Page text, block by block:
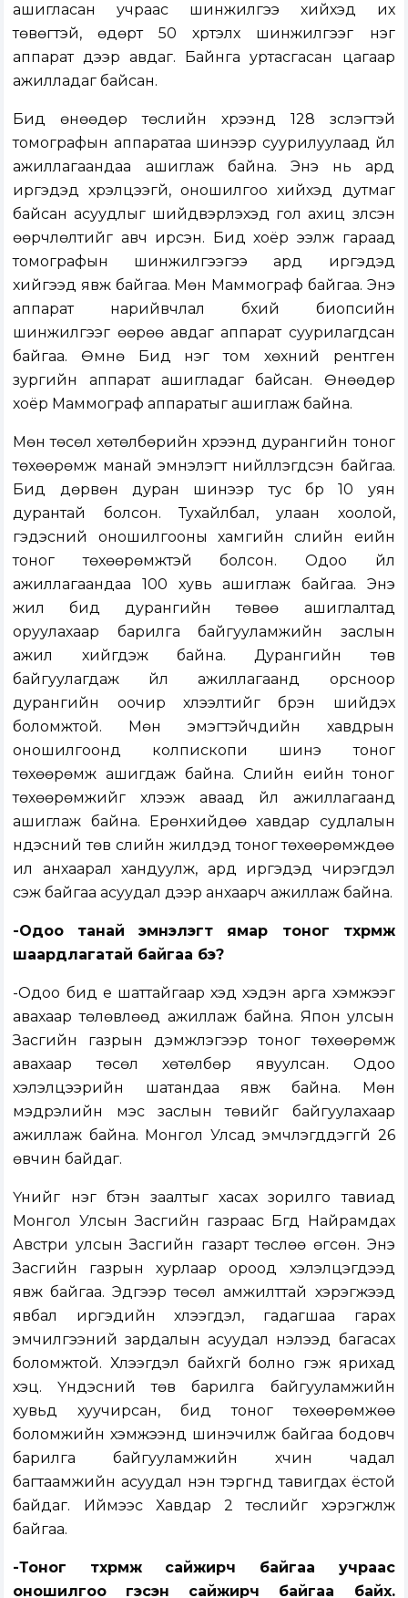
ашигласан учраас шинжилгээ хийхэд их
төвөгтэй, өдөрт 50 хүртэлх шинжилгээг нэг
аппарат дээр авдаг. Байнга уртасгасан цагаар
ажилладаг байсан.
Бид өнөөдөр төслийн хүрээнд 128 зүслэгтэй
томографын аппаратаа шинээр суурилуулаад үйл
ажиллагаандаа ашиглаж байна. Энэ нь ард
иргэдэд хүрэлцээгүй, оношилгоо хийхэд дутмаг
байсан асуудлыг шийдвэрлэхэд гол ахиц үзүүлсэн
өөрчлөлтийг авч ирсэн. Бид хоёр ээлж гараад
томографын шинжилгээгээ ард иргэдэд
хийгээд явж байгаа. Мөн Маммограф байгаа. Энэ
аппарат нарийвчлал бүхий биопсийн
шинжилгээг өөрөө авдаг аппарат суурилагдсан
байгаа. Өмнө Бид нэг том хөхний рентген
зургийн аппарат ашигладаг байсан. Өнөөдөр
хоёр Маммограф аппаратыг ашиглаж байна.
Мөн төсөл хөтөлбөрийн хүрээнд дурангийн тоног
төхөөрөмж манай эмнэлэгт нийлүүлэгдсэн байгаа.
Бид дөрвөн дуран шинээр тус бүр 10 уян
дурантай болсон. Тухайлбал, улаан хоолой,
гэдэсний оношилгооны хамгийн сүүлийн үеийн
тоног төхөөрөмжтэй болсон. Одоо үйл
ажиллагаандаа 100 хувь ашиглаж байгаа. Энэ
жил бид дурангийн төвөө ашиглалтад
оруулахаар барилга байгууламжийн заслын
ажил хийгдэж байна. Дурангийн төв
байгуулагдаж үйл ажиллагаанд орсноор
дурангийн оочир хүлээлтийг бүрэн шийдэх
боломжтой. Мөн эмэгтэйчүүдийн хавдрын
оношилгоонд колпископи шинэ тоног
төхөөрөмж ашигдаж байна. Сүүлийн үеийн тоног
төхөөрөмжийг хүлээж аваад үйл ажиллагаанд
ашиглаж байна. Ерөнхийдөө хавдар судлалын
үндэсний төв сүүлийн жилүүдэд тоног төхөөрөмждөө
илүү анхаарал хандуулж, ард иргэдэд чирэгдэл
үүсэж байгаа асуудал дээр анхаарч ажиллаж байна.
-Одоо танай эмнэлэгт ямар тоног төхөөрөмж
шаардлагатай байгаа бэ?
-Одоо бид үе шаттайгаар хэд хэдэн арга хэмжээг
авахаар төлөвлөөд ажиллаж байна. Япон улсын
Засгийн газрын дэмжлэгээр тоног төхөөрөмж
авахаар төсөл хөтөлбөр явуулсан. Одоо
хэлэлцээрийн шатандаа явж байна. Мөн
мэдрэлийн мэс заслын төвийг байгуулахаар
ажиллаж байна. Монгол Улсад эмчлэгддэггүй 26
өвчин байдаг.
Үүнийг нэг бүтэн заалтыг хасах зорилго тавиад
Монгол Улсын Засгийн газраас Бүгд Найрамдах
Австри улсын Засгийн газарт төслөө өгсөн. Энэ
Засгийн газрын хурлаар ороод хэлэлцэгдээд
явж байгаа. Эдгээр төсөл амжилттай хэрэгжээд
явбал иргэдийн хүлээгдэл, гадагшаа гарах
эмчилгээний зардалын асуудал нэлээд багасах
боломжтой. Хүлээгдэл байхгүй болно гэж ярихад
хэцүү. Үндэсний төв барилга байгууламжийн
хувьд хуучирсан, бид тоног төхөөрөмжөө
боломжийн хэмжээнд шинэчилж байгаа бодовч
барилга байгууламжийн хүчин чадал
багтаамжийн асуудал нэн тэргүүнд тавигдах ёстой
байдаг. Иймээс Хавдар 2 төслийг хэрэгжүүлж
байгаа.
-Тоног төхөөрөмж сайжирч байгаа учраас
оношилгоо гэсэн сайжирч байгаа байх.